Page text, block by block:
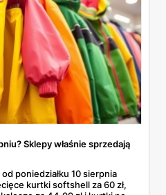
Sklepy właśnie sprzedają
poniedziałku 10 sierpnia
kurtki softshell za 60 zł,